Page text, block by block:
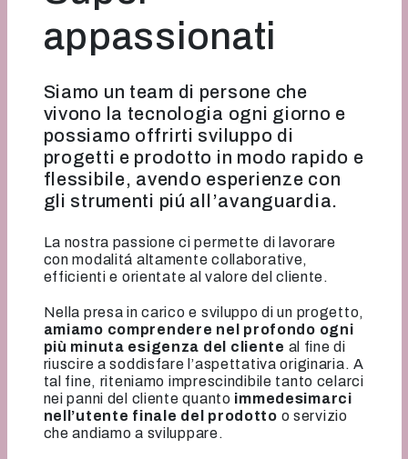
appassionati
Siamo un team di persone che
vivono la tecnologia ogni giorno e
possiamo offrirti sviluppo di
progetti e prodotto in modo rapido e
flessibile, avendo esperienze con
gli strumenti piú all’avanguardia.
La nostra passione ci permette di lavorare
con modalitá altamente collaborative,
efficienti e orientate al valore del cliente.
Nella presa in carico e sviluppo di un progetto,
amiamo comprendere nel profondo ogni
più minuta esigenza del cliente al fine di
riuscire a soddisfare l’aspettativa originaria. A
tal fine, riteniamo imprescindibile tanto celarci
nei panni del cliente quanto immedesimarci
nell’utente finale del prodotto o servizio
che andiamo a sviluppare.